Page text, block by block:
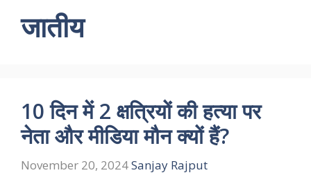
जातीय
10 दिन में 2 क्षत्रियों की हत्या पर
नेता और मीडिया मौन क्यों हैं?
November 20, 2024Sanjay Rajput